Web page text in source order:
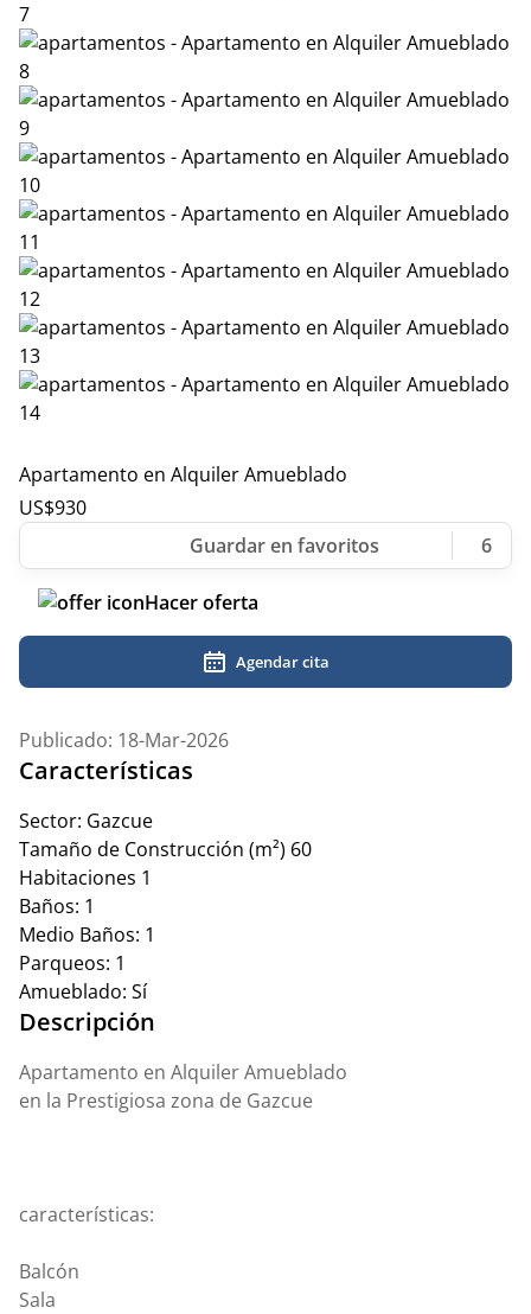
Apartamento en Alquiler Amueblado
US$930
6
Hacer oferta
Agendar cita
Publicado: 18-Mar-2026
Características
Sector: Gazcue
Tamaño de Construcción (m²) 60
Habitaciones 1
Baños: 1
Medio Baños: 1
Parqueos: 1
Amueblado: Sí
Descripción
Apartamento en Alquiler Amueblado
en la Prestigiosa zona de Gazcue
características:
Balcón
Sala